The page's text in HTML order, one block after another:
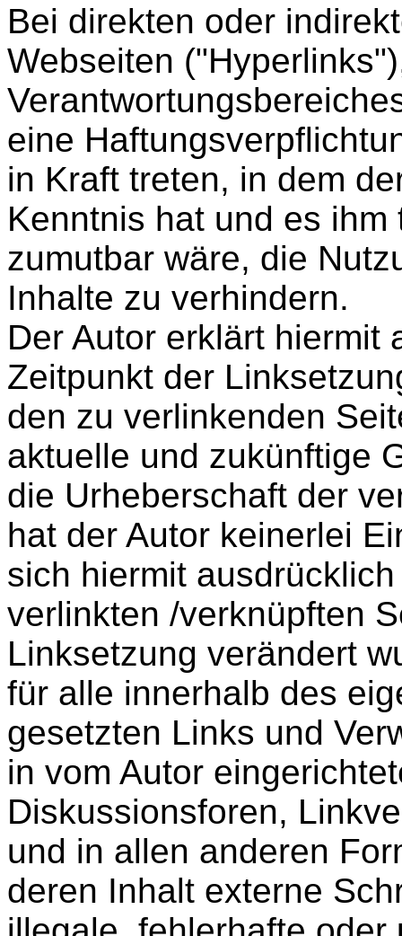
Bei direkten oder
Webseiten
eine
in Kraft treten, in dem
Kenntnis hat und es
zumutbar wäre, die
Inhalte zu verhindern.
Der Autor erklärt hiermit
Zeitpunkt der
den zu verlinkenden
aktuelle und zukünftige
die Urheberschaft der
hat der Autor keinerlei
sich hiermit
verlinkten /verknüpften
Linksetzung verändert
für alle innerhalb des
gesetzten Links und
in vom Autor
Diskussionsforen,
und in allen anderen
deren Inhalt externe